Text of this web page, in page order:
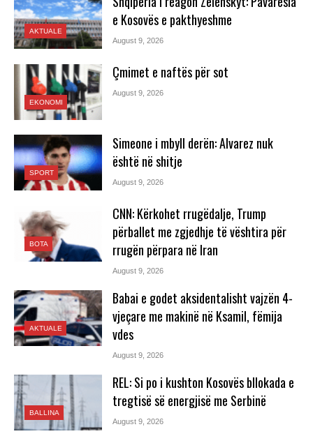
AKTUALE
e Kosovës e pakthyeshme
August 9, 2026
EKONOMI
Çmimet e naftës për sot
August 9, 2026
SPORT
Simeone i mbyll derën: Alvarez nuk
është në shitje
August 9, 2026
BOTA
CNN: Kërkohet rrugëdalje, Trump
përballet me zgjedhje të vështira për
rrugën përpara në Iran
August 9, 2026
AKTUALE
Babai e godet aksidentalisht vajzën 4-
vjeçare me makinë në Ksamil, fëmija
vdes
August 9, 2026
BALLINA
REL: Si po i kushton Kosovës bllokada e
tregtisë së energjisë me Serbinë
August 9, 2026